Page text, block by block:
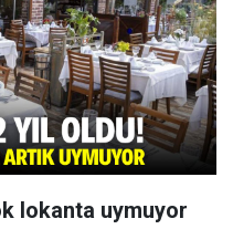
lokanta uymuyor